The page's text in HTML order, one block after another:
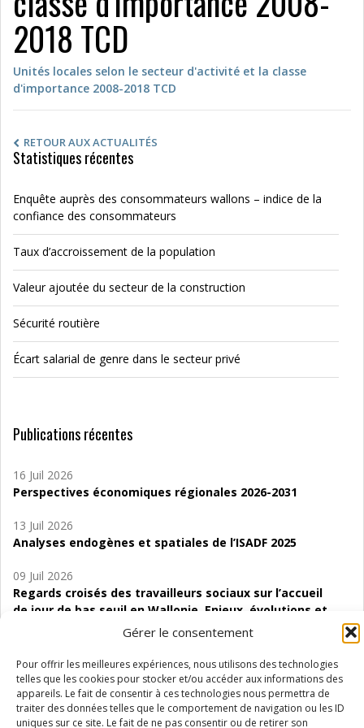
Gérer le consentement
Pour offrir les meilleures expériences, nous utilisons des technologies
telles que les cookies pour stocker et/ou accéder aux informations des
appareils. Le fait de consentir à ces technologies nous permettra de
traiter des données telles que le comportement de navigation ou les ID
uniques sur ce site. Le fait de ne pas consentir ou de retirer son
2018 TCD
Unités locales selon le secteur d'activité et la classe
d'importance 2008-2018 TCD
RETOUR AUX ACTUALITÉS
Statistiques récentes
Enquête auprès des consommateurs wallons – indice de la
confiance des consommateurs
Taux d’accroissement de la population
Valeur ajoutée du secteur de la construction
Sécurité routière
Écart salarial de genre dans le secteur privé
Publications récentes
16 Juil 2026
Perspectives économiques régionales 2026-2031
13 Juil 2026
Analyses endogènes et spatiales de l’ISADF 2025
09 Juil 2026
Regards croisés des travailleurs sociaux sur l’accueil
de jour de bas seuil en Wallonie. Enjeux, évolutions et
06 Juil 2026
Étude d’évaluabilité des Structures
d’accompagnement à l’autocréation d’emploi (SAACE)